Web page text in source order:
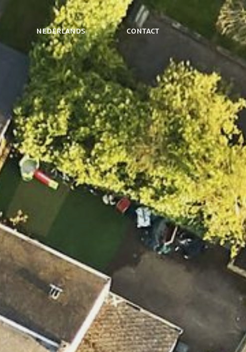
NEDERLANDS Contact